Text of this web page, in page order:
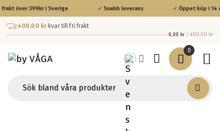
över 399kr i Sverige ✓ Snabb leverans ✓ Öppet köp i 14
400,00 kr kvar till fri frakt
0,00 kr / 400,00 kr
0